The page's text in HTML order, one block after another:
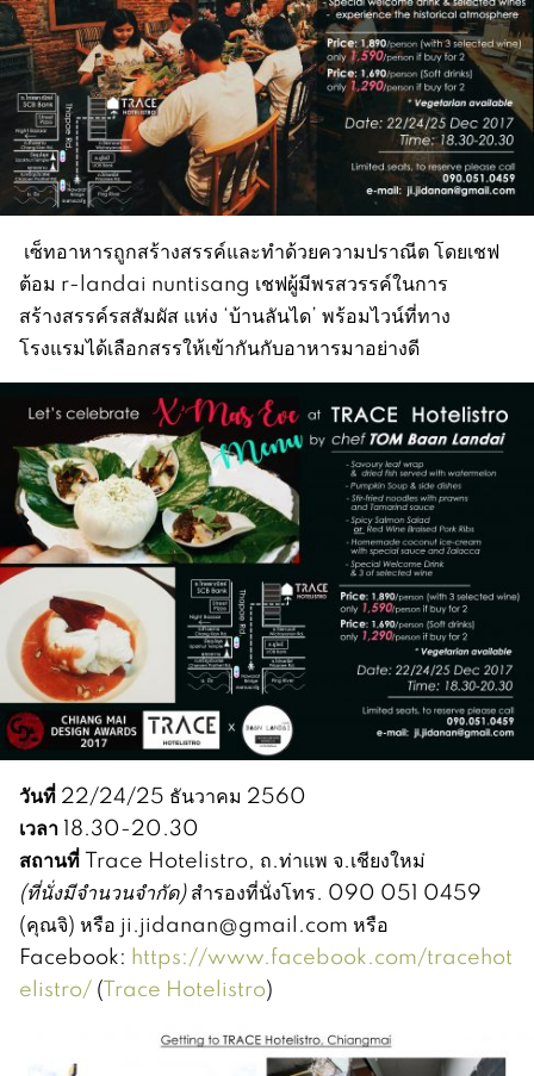
เซ็ทอาหารถูกสร้างสรรค์และทำด้วยความปราณีต โดยเชฟ
ต้อม r-landai nuntisang เชฟผู้มีพรสวรรค์ในการ
สร้างสรรค์รสสัมผัส แห่ง ‘บ้านลันได’ พร้อมไวน์ที่ทาง
โรงแรมได้เลือกสรรให้เข้ากันกับอาหารมาอย่างดี
วันที่ 22/24/25 ธันวาคม 2560
เวลา 18.30-20.30
สถานที่Trace Hotelistro, ถ.ท่าแพ จ.เชียงใหม่
(ที่นั่งมีจำนวนจำกัด)สำรองที่นั่งโทร. 090 051 0459
(คุณจิ) หรือ ji.jidanan@gmail.com หรือ
Facebook: https://www.facebook.com/tracehot
elistro/ (Trace Hotelistro)